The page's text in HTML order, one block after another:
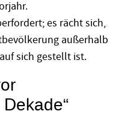
es rächt sich,
außerhalb
sich gestellt ist.